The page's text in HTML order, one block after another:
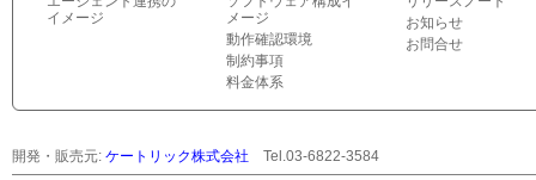
イメージ
メージ
動作確認環境
制約事項
料金体系
お知らせ
お問合せ
開発・販売元: ケートリック株式会社 Tel.03-6822-3584